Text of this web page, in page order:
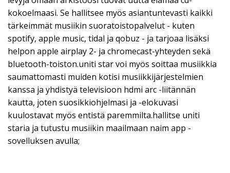
kokoelmaasi. Se hallitsee myös asiantuntevasti kaikki
tärkeimmät musiikin suoratoistopalvelut - kuten
spotify, apple music, tidal ja qobuz - ja tarjoaa lisäksi
helpon apple airplay 2- ja chromecast-yhteyden sekä
bluetooth-toiston.uniti star voi myös soittaa musiikkia
saumattomasti muiden kotisi musiikkijärjestelmien
kanssa ja yhdistyä televisioon hdmi arc -liitännän
kautta, joten suosikkiohjelmasi ja -elokuvasi
kuulostavat myös entistä paremmilta.hallitse uniti
staria ja tutustu musiikin maailmaan naim app -
sovelluksen avulla;